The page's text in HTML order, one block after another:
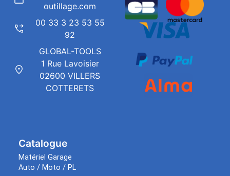
Catalogue
Matériel Garage
Auto / Moto / PL
outillage.com
00 33 3 23 53 55
92
GLOBAL-TOOLS
1 Rue Lavoisier
02600 VILLERS
COTTERETS